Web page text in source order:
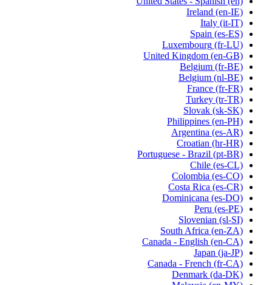
Ireland (en-IE)
Italy (it-IT)
Spain (es-ES)
Luxembourg (fr-LU)
United Kingdom (en-GB)
Belgium (fr-BE)
Belgium (nl-BE)
France (fr-FR)
Turkey (tr-TR)
Slovak (sk-SK)
Philippines (en-PH)
Argentina (es-AR)
Croatian (hr-HR)
Portuguese - Brazil (pt-BR)
Chile (es-CL)
Colombia (es-CO)
Costa Rica (es-CR)
Dominicana (es-DO)
Peru (es-PE)
Slovenian (sl-SI)
South Africa (en-ZA)
Canada - English (en-CA)
Japan (ja-JP)
Canada - French (fr-CA)
Denmark (da-DK)